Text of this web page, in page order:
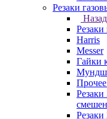
Резаки
Назад
Резаки
Harris
Messer
Гайки
Прочее